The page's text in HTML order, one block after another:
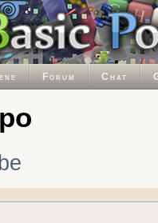
Forum Chat